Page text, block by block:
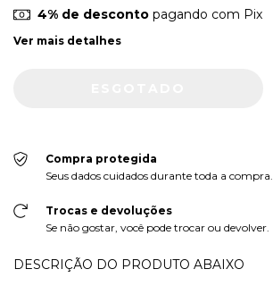
4% de descontopagando com Pix
Ver mais detalhes
Compra protegida
Seus dados cuidados durante toda a compra.
Trocas e devoluções
Se não gostar, você pode trocar ou devolver.
DESCRIÇÃO DO PRODUTO ABAIXO